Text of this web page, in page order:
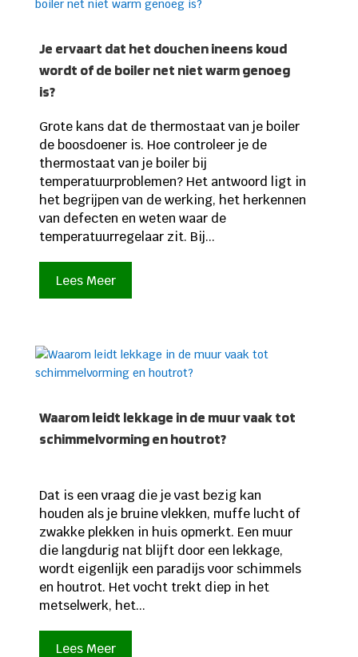
Je ervaart dat het douchen ineens koud
wordt of de boiler net niet warm genoeg
is?
Grote kans dat de thermostaat van je boiler
de boosdoener is. Hoe controleer je de
thermostaat van je boiler bij
temperatuurproblemen? Het antwoord ligt in
het begrijpen van de werking, het herkennen
van defecten en weten waar de
temperatuurregelaar zit. Bij...
Lees Meer
Waarom leidt lekkage in de muur vaak tot
schimmelvorming en houtrot?
Dat is een vraag die je vast bezig kan
houden als je bruine vlekken, muffe lucht of
zwakke plekken in huis opmerkt. Een muur
die langdurig nat blijft door een lekkage,
wordt eigenlijk een paradijs voor schimmels
en houtrot. Het vocht trekt diep in het
metselwerk, het...
Lees Meer